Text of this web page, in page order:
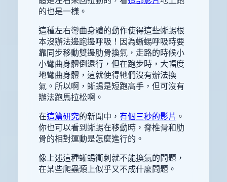
的也是一樣。
這種左右彎曲身體的動作使得這些蜥蜴根
本沒辦法邊跑邊呼吸！因為蜥蜴呼吸時要
靠同步移動雙邊肋骨換氣，走路的時候小
小彎曲身體倒還行，但在跑步時，大幅度
地彎曲身體，這就使得牠們沒有辦法換
氣。所以啊，蜥蜴是短跑高手，但可沒有
辦法跑馬拉松啊。
在這篇研究的新聞中， 有個三秒的影片 。
你也可以看到蜥蜴在移動時，脊椎骨和肋
骨的相對運動是怎麼進行的。
像上述這種蜥蜴衝刺就不能換氣的問題，
在某些爬蟲類上似乎又不成什麼問題。